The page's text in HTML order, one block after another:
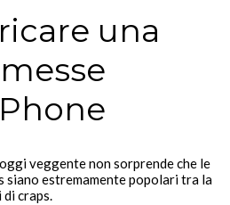
una
veggente non sorprende che le
siano estremamente popolari tra la
craps.